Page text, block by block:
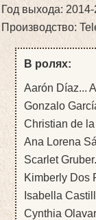
Год выхода:
Производство:
В ролях:
Aarón Díaz...
Gonzalo
Christian de
Ana Lorena
Scarlet
Kimberly Dos
Isabella
Cynthia